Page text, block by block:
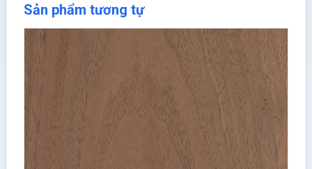
Sản phẩm tương tự